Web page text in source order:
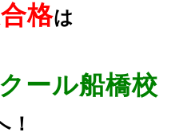
格は
ール船橋校
！